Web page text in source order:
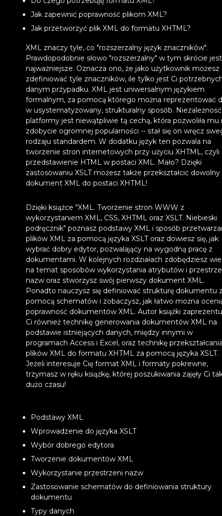
Jak zapewnić poprawność plikom XML?
Jak przetworzyć plik XML do formatu XHTML?
XML znaczy tyle, co "rozszerzalny język znaczników".
Prawdopodobnie słowo "rozszerzalny" w tym skrócie jest
najważniejsze. Oznacza ono, że jako użytkownik możesz
zdefiniować tyle znaczników, ile tylko jest Ci
danym przypadku. XML jest uniwersalnym językiem
formalnym, za pomocą którego można reprezentować
w usystematyzowany, strukturalny sposób.
platformy jest niewątpliwie tą cechą, która pozwoliła mu
zdobycie ogromnej popularności -- stał się on wręcz
rodzaju standardem. W dodatku język ten pozwala na
tworzenie stron internetowych przy użyciu XHTML, czyli
przedstawienie HTML w postaci XML. Mało? Dzięki
zastosowaniu XSLT możesz także przekształcić dowolny
dokument XML do postaci XHTML!
Dzięki książce "XML. Tworzenie stron WWW z
wykorzystaniem XML, CSS, XHTML oraz XSLT. Niebieski
podręcznik" poznasz podstawy XML i sposób
plików XML za pomocą języka XSLT oraz dowiesz się, jak
wybrać dobry edytor, pozwalający na wygodną pracę z
dokumentami. W kolejnych rozdziałach zdobędziesz
na temat sposobów wykorzystania atrybutów i
nazw oraz stworzysz swój pierwszy dokument XML.
Ponadto nauczysz się definiować strukturę dokumentu
pomocą schematów i zobaczysz, jak łatwo można
poprawność dokumentów XML. Autor książki
Ci również technikę generowania dokumentów XML na
podstawie istniejących danych, między innymi w
programach Access i Excel, oraz technikę
plików XML do formatu XHTML za pomocą języka XSLT.
Jeżeli interesuje Cię format XML i formaty pokrewne,
trzymasz w ręku książkę, której poszukiwania zajęły Ci
dużo czasu!
Podstawy XML
Wprowadzenie do języka XSLT
Wybór dobrego edytora
Tworzenie dokumentów XML
Wykorzystanie przestrzeni nazw
Zastosowanie schematów do definiowania struktury
dokumentu
Typy danych